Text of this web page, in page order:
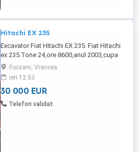
Hitachi EX 235
Excavator Fiat Hitachi EX 235. Fiat Hitachi
ex 235.Tone 24,ore 8600,anul 2003,cupa
1,5mc,cale de rulare 70%,pompe si motor
perfecte. Utilaj controlat si verificat in
totalitate.Import recent.€ 30000 neg
Focsani, Vrancea
ieri 12:53
30 000 EUR
Telefon validat